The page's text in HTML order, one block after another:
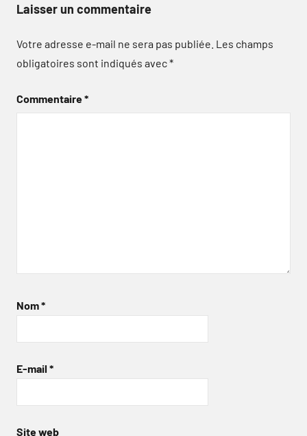
Laisser un commentaire
Votre adresse e-mail ne sera pas publiée. Les champs
obligatoires sont indiqués avec*
Commentaire*
Nom*
E-mail *
Site web